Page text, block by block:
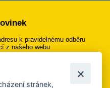
k pravidelnému odběru
z našeho webu
odběru
stránek,